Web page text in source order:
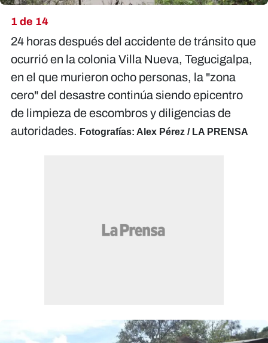
1 de 14
24 horas después del accidente de tránsito que
ocurrió en la colonia Villa Nueva, Tegucigalpa,
en el que murieron ocho personas, la "zona
cero" del desastre continúa siendo epicentro
de limpieza de escombros y diligencias de
autoridades. Fotografías: Alex Pérez / LA PRENSA